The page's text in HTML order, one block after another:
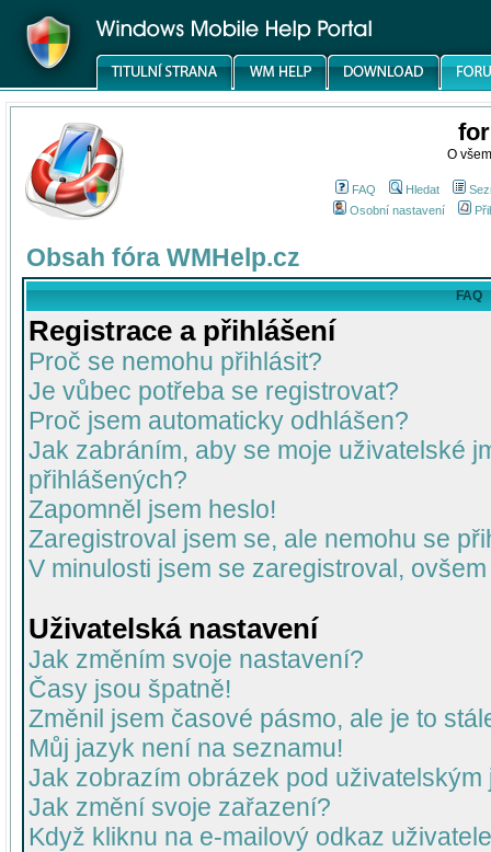
O
FAQ Hledat
Osobní nastavení
Obsah fóra WMHelp.cz
FAQ
Registrace a přihlášení
Proč se nemohu přihlásit?
Je vůbec potřeba se registrovat?
Proč jsem automaticky odhlášen?
Jak zabráním, aby se moje uživatelské
přihlášených?
Zapomněl jsem heslo!
Zaregistroval jsem se, ale nemohu se
V minulosti jsem se zaregistroval,
Uživatelská nastavení
Jak změním svoje nastavení?
Časy jsou špatně!
Změnil jsem časové pásmo, ale je to
Můj jazyk není na seznamu!
Jak zobrazím obrázek pod uživatelským
Jak změní svoje zařazení?
Když kliknu na e-mailový odkaz